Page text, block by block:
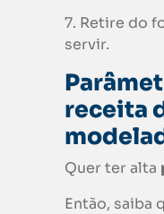
7. Retire do
servir.
receita
Quer ter alta
Então, saiba